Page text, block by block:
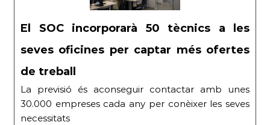
El SOC incorporarà 50 tècnics a les
seves oficines per captar més ofertes
de treball
La previsió és aconseguir contactar amb unes
30.000 empreses cada any per conèixer les seves
necessitats